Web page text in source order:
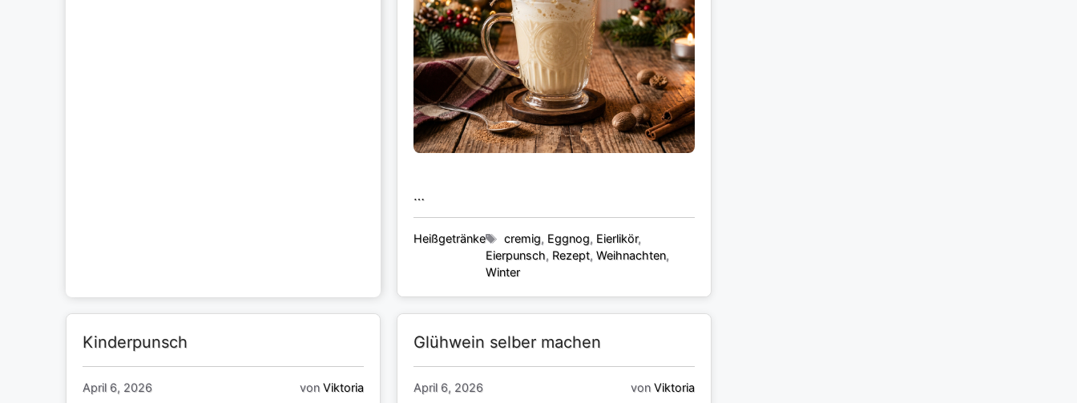
…
Kategorien
Heißgetränke Schlagwörter
cremig, Eggnog, Eierlikör,
Eierpunsch, Rezept, Weihnachten,
Winter
Kinderpunsch
April 6, 2026 von Viktoria
Glühwein selber machen
April 6, 2026 von Viktoria